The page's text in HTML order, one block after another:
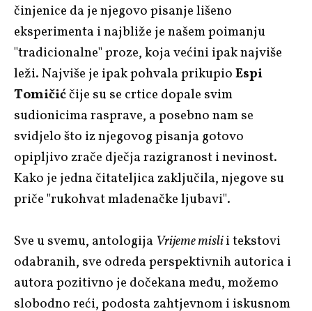
činjenice da je njegovo pisanje lišeno
eksperimenta i najbliže je našem poimanju
"tradicionalne" proze, koja većini ipak najviše
leži. Najviše je ipak pohvala prikupioEspi
Tomičićčije su se crtice dopale svim
sudionicima rasprave, a posebno nam se
svidjelo što iz njegovog pisanja gotovo
opipljivo zrače dječja razigranost i nevinost.
Kako je jedna čitateljica zaključila, njegove su
priče "rukohvat mladenačke ljubavi".
Sve u svemu, antologija Vrijeme mislii tekstovi
odabranih, sve odreda perspektivnih autorica i
autora pozitivno je dočekana među, možemo
slobodno reći, podosta zahtjevnom i iskusnom